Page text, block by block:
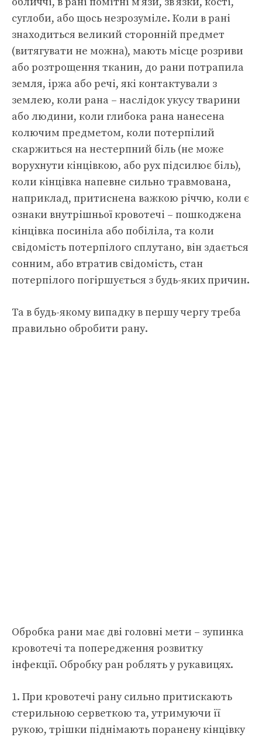
суглоби, або щось незрозуміле. Коли в рані
знаходиться великий сторонній предмет
(витягувати не можна), мають місце розриви
або розтрощення тканин, до рани потрапила
земля, іржа або речі, які контактували з
землею, коли рана – наслідок укусу тварини
або людини, коли глибока рана нанесена
колючим предметом, коли потерпілий
скаржиться на нестерпний біль (не може
ворухнути кінцівкою, або рух підсилює біль),
коли кінцівка напевне сильно травмована,
наприклад, притиснена важкою річчю, коли є
ознаки внутрішньої кровотечі – пошкоджена
кінцівка посиніла або побіліла, та коли
свідомість потерпілого сплутано, він здається
сонним, або втратив свідомість, стан
потерпілого погіршується з будь-яких причин.
Та в будь-якому випадку в першу чергу треба
правильно обробити рану.
Обробка рани має дві головні мети – зупинка
кровотечі та попередження розвитку
інфекції. Обробку ран роблять у рукавицях.
1. При кровотечі рану сильно притискають
стерильною серветкою та, утримуючи її
рукою, трішки піднімають поранену кінцівку